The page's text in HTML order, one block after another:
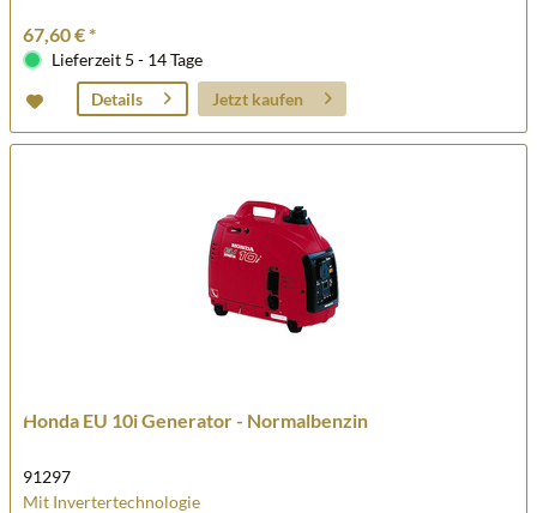
67,60 € *
Lieferzeit 5 - 14 Tage
Details
Jetzt kaufen
Honda EU 10i Generator - Normalbenzin
91297
Mit Invertertechnologie